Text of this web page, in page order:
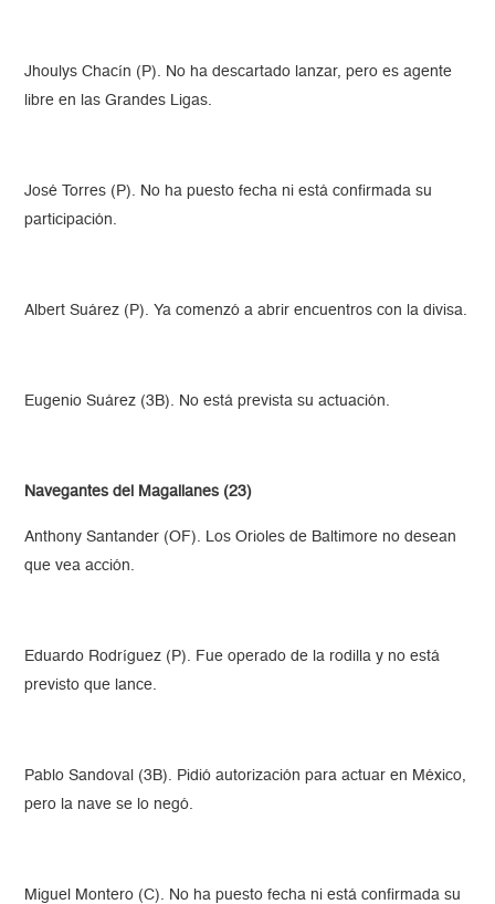
Jhoulys Chacín (P). No ha descartado lanzar, pero es agente
libre en las Grandes Ligas.
José Torres (P). No ha puesto fecha ni está confirmada su
participación.
Albert Suárez (P). Ya comenzó a abrir encuentros con la divisa.
Eugenio Suárez (3B). No está prevista su actuación.
Navegantes del Magallanes (23)
Anthony Santander (OF). Los Orioles de Baltimore no desean
que vea acción.
Eduardo Rodríguez (P). Fue operado de la rodilla y no está
previsto que lance.
Pablo Sandoval (3B). Pidió autorización para actuar en México,
pero la nave se lo negó.
Miguel Montero (C). No ha puesto fecha ni está confirmada su